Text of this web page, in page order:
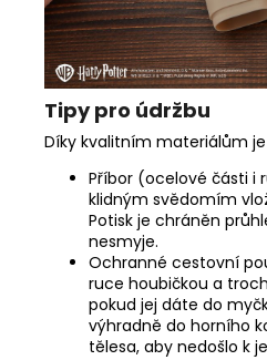
Tipy pro údržbu
Díky kvalitním materiálům
Příbor (ocelové části i
klidným svědomím
Potisk je chráněn
nesmyje.
Ochranné cestovní
ruce houbičkou a
pokud jej dáte do
výhradně do horního
tělesa, aby nedošlo k